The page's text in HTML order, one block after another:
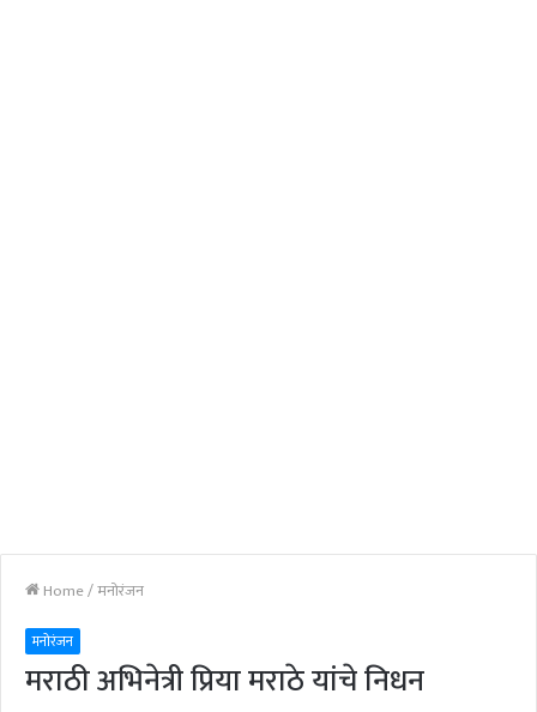
Home/मनोरंजन
मनोरंजन
मराठी अभिनेत्री प्रिया मराठे यांचे निधन